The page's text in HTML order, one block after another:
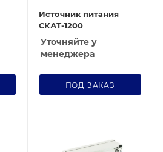
Источник питания
СКАТ-1200
Уточняйте у
менеджера
ПОД ЗАКАЗ